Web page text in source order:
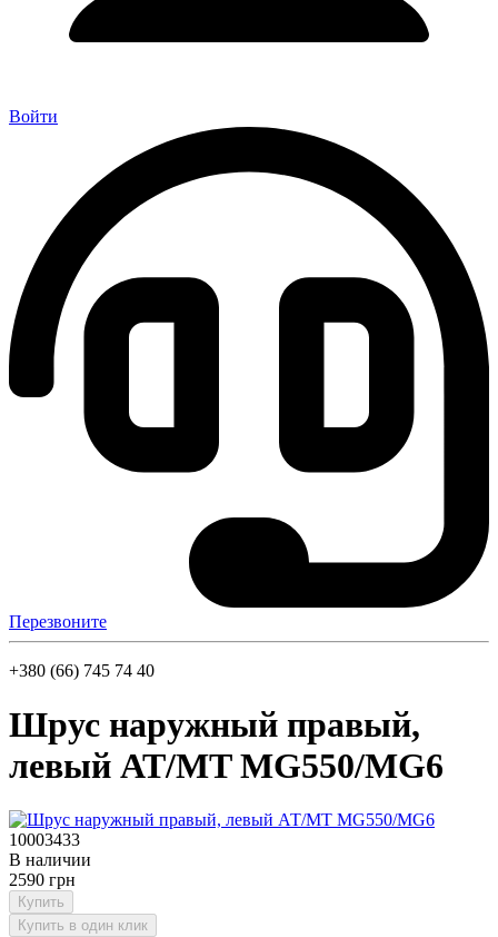
Войти
Перезвоните
+380 (66) 745 74 40
Шрус наружный правый,
левый АТ/MT MG550/MG6
10003433
В наличии
2590 грн
Купить
Купить в один клик